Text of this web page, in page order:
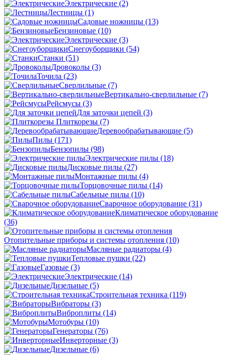
Электрические (2)
Лестницы (1)
Садовые ножницы (13)
Бензиновые (10)
Электрические (3)
Снегоуборщики (54)
Станки (51)
Дровоколы (3)
Точила (23)
Сверлильные (7)
Вертикально-сверлильные (7)
Рейсмусы (3)
Для заточки цепей (3)
Плиткорезы (7)
Деревообрабатывающие (5)
Пилы (171)
Бензопилы (98)
Электрические пилы (18)
Дисковые пилы (27)
Монтажные пилы (4)
Торцовочные пилы (14)
Сабельные пилы (10)
Сварочное оборудование (31)
Климатическое оборудование
(36)
Отопительные приборы и системы отопления (10)
Масляные радиаторы (4)
Тепловые пушки (22)
Газовые (3)
Электрические (14)
Дизельные (5)
Строительная техника (119)
Вибраторы (3)
Виброплиты (14)
Мотобуры (10)
Генераторы (76)
Инверторные (3)
Дизельные (6)